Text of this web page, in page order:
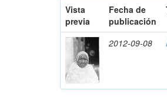
Vista
previa
Fecha de
publicación
2012-09-08